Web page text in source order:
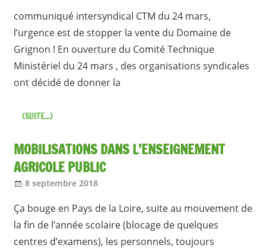
communiqué intersyndical CTM du 24 mars,
l’urgence est de stopper la vente du Domaine de
Grignon ! En ouverture du Comité Technique
Ministériel du 24 mars , des organisations syndicales
ont décidé de donner la
(SUITE...)
MOBILISATIONS DANS L’ENSEIGNEMENT
AGRICOLE PUBLIC
8 septembre 2018
Ça bouge en Pays de la Loire, suite au mouvement de
la fin de l’année scolaire (blocage de quelques
centres d’examens), les personnels, toujours